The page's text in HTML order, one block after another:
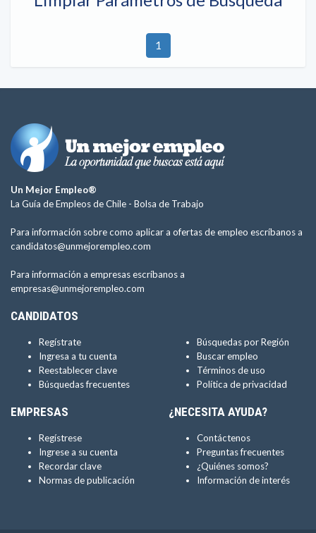
1
Un Mejor Empleo®
La Guía de Empleos de Chile - Bolsa de Trabajo
Para información sobre como aplicar a ofertas de empleo escríbanos a
candidatos@unmejorempleo.com
Para información a empresas escríbanos a
empresas@unmejorempleo.com
CANDIDATOS
Regístrate
Ingresa a tu cuenta
Reestablecer clave
Búsquedas frecuentes
Búsquedas por Región
Buscar empleo
Términos de uso
Política de privacidad
EMPRESAS
Regístrese
Ingrese a su cuenta
Recordar clave
Normas de publicación
¿NECESITA AYUDA?
Contáctenos
Preguntas frecuentes
¿Quiénes somos?
Información de interés